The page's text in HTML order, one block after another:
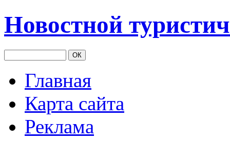
Новостной
Главная
Карта сайта
Реклама